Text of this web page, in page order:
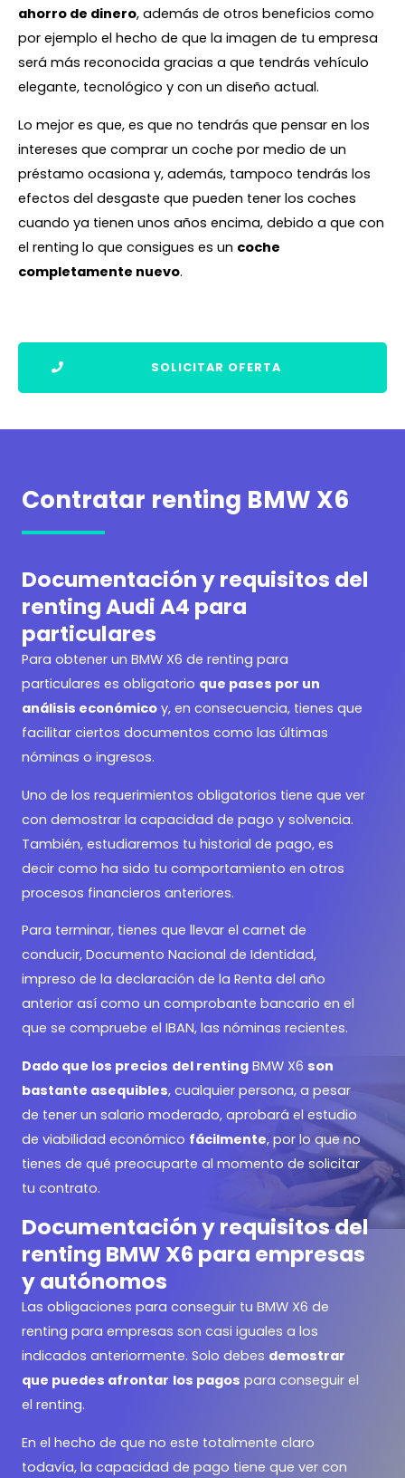
ahorro de dinero, además de otros beneficios como
por ejemplo el hecho de que la imagen de tu empresa
será más reconocida gracias a que tendrás vehículo
elegante, tecnológico y con un diseño actual.
Lo mejor es que, es que no tendrás que pensar en los
intereses que comprar un coche por medio de un
préstamo ocasiona y, además, tampoco tendrás los
efectos del desgaste que pueden tener los coches
cuando ya tienen unos años encima, debido a que con
el renting lo que consigues es un coche
completamente nuevo.
SOLICITAR OFERTA
Contratar renting BMW X6
Documentación y requisitos del
renting Audi A4 para
particulares
Para obtener un BMW X6 de renting para
particulares es obligatorio que pases por un
análisis económico y, en consecuencia, tienes que
facilitar ciertos documentos como las últimas
nóminas o ingresos.
Uno de los requerimientos obligatorios tiene que ver
con demostrar la capacidad de pago y solvencia.
También, estudiaremos tu historial de pago, es
decir como ha sido tu comportamiento en otros
procesos financieros anteriores.
Para terminar, tienes que llevar el carnet de
conducir, Documento Nacional de Identidad,
impreso de la declaración de la Renta del año
anterior así como un comprobante bancario en el
que se compruebe el IBAN, las nóminas recientes.
Dado que los precios del renting BMW X6 son
bastante asequibles, cualquier persona, a pesar
de tener un salario moderado, aprobará el estudio
de viabilidad económico fácilmente, por lo que no
tienes de qué preocuparte al momento de solicitar
tu contrato.
Documentación y requisitos del
renting BMW X6 para empresas
y autónomos
Las obligaciones para conseguir tu BMW X6 de
renting para empresas son casi iguales a los
indicados anteriormente. Solo debes demostrar
que puedes afrontar los pagos para conseguir el
el renting.
En el hecho de que no este totalmente claro
todavía, la capacidad de pago tiene que ver con